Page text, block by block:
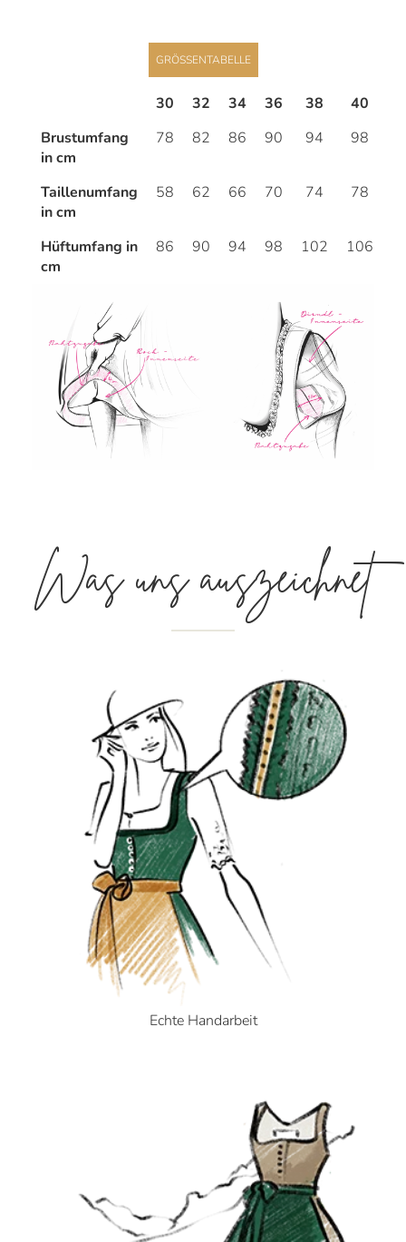
GRÖSSENTABELLE
30 32 34 36 38 40
Brustumfang
in cm
78 82 86 90 94 98
Taillenumfang
in cm
58 62 66 70 74 78
Hüftumfang in
cm
86 90 94 98 102 106
Was uns auszeichnet
Echte Handarbeit